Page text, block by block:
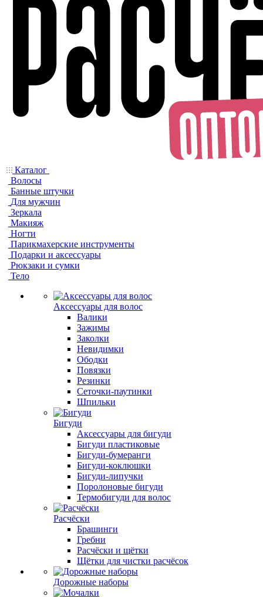
Каталог
Волосы
Банные штучки
Для мужчин
Зеркала
Макияж
Ногти
Парикмахерские инструменты
Подарки и аксессуары
Рюкзаки и сумки
Тело
Аксессуары для волос
Валики
Зажимы
Заколки
Невидимки
Ободки
Повязки
Резинки
Сеточки-паутинки
Шпильки
Бигуди
Аксессуары для бигуди
Бигуди пластиковые
Бигуди-бумеранги
Бигуди-коклюшки
Бигуди-липучки
Поролоновые бигуди
Термобигуди для волос
Расчёски
Брашинги
Гребни
Расчёски и щётки
Щётки для чистки расчёсок
Дорожные наборы